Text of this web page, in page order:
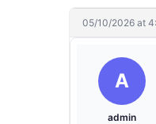
05/10/2026 at
A
admin